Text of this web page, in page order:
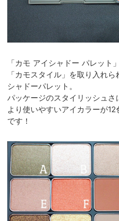
「カモ アイシャドー パレット
「カモスタイル」を取り入れ
シャドーパレット。
パッケージのスタイリッシュ
より使いやすいアイカラーが
です！